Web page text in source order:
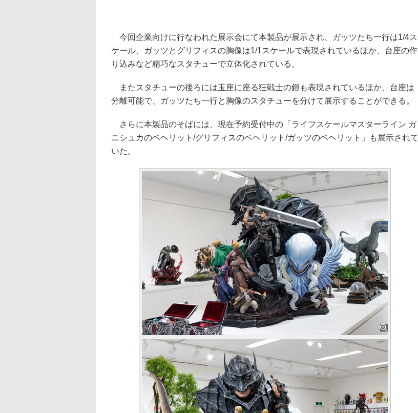
今回企業向けに行なわれた展示会にて本製品が展示され、ガッツたち一行は1/4ス
ケール、ガッツとグリフィスの胸像は1/1スケールで表現されているほか、台座の作
り込みなど精巧なスタチューで立体化されている。
またスタチューの後ろには玉座に座る狂戦士の鎧も表現されているほか、台座は
分離可能で、ガッツたち一行と胸像のスタチューを分けて展示することができる。
さらに本製品のそばには、現在予約受付中の「ライフスケールマスターライン ガ
ニシュカのベヘリット/グリフィスのベヘリット/ガッツのベヘリット」も展示されて
いた。